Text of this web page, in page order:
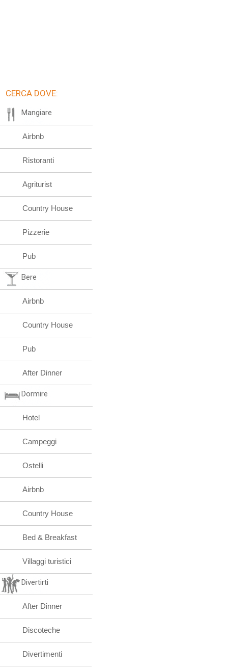
CERCA DOVE:
Mangiare
Airbnb
Ristoranti
Agriturist
Country House
Pizzerie
Pub
Bere
Airbnb
Country House
Pub
After Dinner
Dormire
Hotel
Campeggi
Ostelli
Airbnb
Country House
Bed & Breakfast
Villaggi turistici
Divertirti
After Dinner
Discoteche
Divertimenti